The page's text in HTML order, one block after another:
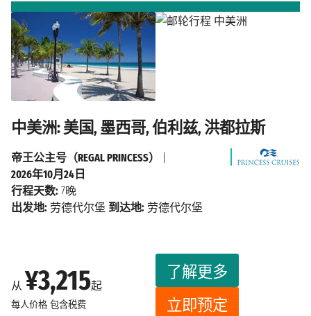
中美洲: 美国, 墨西哥, 伯利兹, 洪都拉斯
从 ¥3,215起
每人价格 包含税费
了解更多
立即预定
帝王公主号（REGAL PRINCESS）
2026年10月24日
行程天数: 7晚
出发地: 劳德代尔堡 到达地: 劳德代尔堡